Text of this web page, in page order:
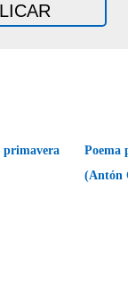
primavera
Poema
(Antón